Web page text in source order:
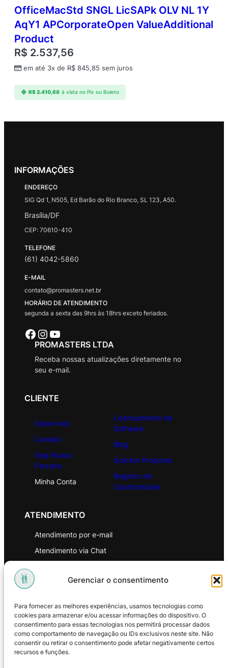
Gerenciar o consentimento
Para fornecer as melhores experiências, usamos tecnologias como
cookies para armazenar e/ou acessar informações do dispositivo. O
consentimento para essas tecnologias nos permitirá processar dados
como comportamento de navegação ou IDs exclusivos neste site. Não
consentir ou retirar o consentimento pode afetar negativamente certos
recursos e funções.
OfficeMacStd SNGL LicSAPk OLV NL 1Y
AqY1 APCorporateOpen ValueAdditional
Product
R$ 2.537,56
em até 3x de R$ 845,85 sem juros
R$2.410,68 à vista no Pix ou Boleto
INFORMAÇÕES
ENDEREÇO
SIG Qd 1, N505, Ed Barão do Rio Branco, SL 123, A50.
Brasília/DF
CEP: 70610-410
TELEFONE
(61) 4042-5860
E-MAIL
contato@promasters.net.br
HORÁRIO DE ATENDIMENTO
segunda a sexta das 9hrs às 18hrs exceto feriados.
Facebook Instagram Youtube
PROMASTERS LTDA
Receba nossas atualizações diretamente no
seu e-mail.
CLIENTE
Sobre Nós
Contato
Seja Nosso
Parceiro
Minha Conta
Licenciamento de
Software
Blog
Solicitar Proposta
Registro de
Oportunidade
ATENDIMENTO
Atendimento por e-mail
Atendimento via Chat
Política de Privacidade
Política de Troca e Devoluções
Política de Reembolso